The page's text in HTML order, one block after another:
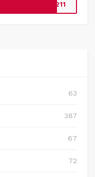
N211
63
387
67
72